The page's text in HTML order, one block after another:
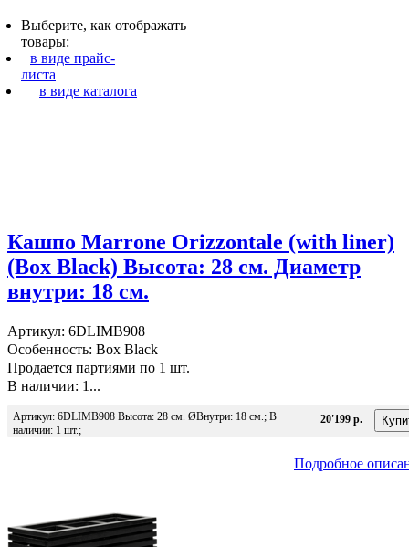
Выберите, как отображать
товары:
в виде прайс-
листа
в виде каталога
Кашпо Marrone Orizzontale (with liner)
(Box Black) Высота: 28 см. Диаметр
внутри: 18 см.
Артикул: 6DLIMB908
Особенность: Box Black
Продается партиями по 1 шт.
В наличии: 1...
Артикул: 6DLIMB908 Высота: 28 см. ØВнутри: 18 см.; В
наличии: 1 шт.;
20'199 р.
Подробное